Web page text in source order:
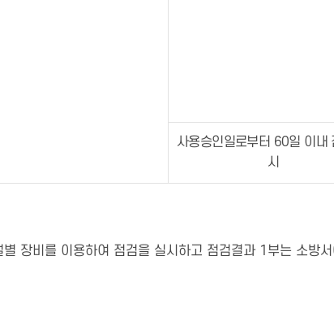
사용승인일로부터 60일 이내
시
장비를 이용하여 점검을 실시하고 점검결과 1부는 소방